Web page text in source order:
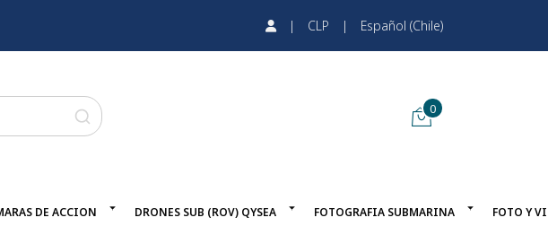
| CLP | Español (Chile)
0
DE ACCION DRONES SUB (ROV) QYSEA FOTOGRAFIA SUBMARINA FOTO Y